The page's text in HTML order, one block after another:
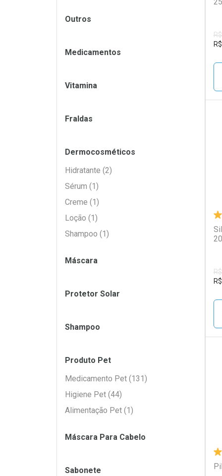
R$
R$
Filtros
Outros
Medicamentos
Vitamina
Fraldas
Dermocosméticos
Hidratante (2)
Sérum (1)
Creme (1)
Loção (1)
Shampoo (1)
Máscara
Protetor Solar
Shampoo
Produto Pet
Medicamento Pet (131)
Higiene Pet (44)
Alimentação Pet (1)
Máscara Para Cabelo
Sabonete